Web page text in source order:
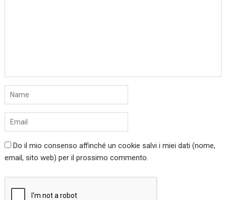
Do il mio consenso affinché un cookie salvi i miei dati (nome,
email, sito web) per il prossimo commento.